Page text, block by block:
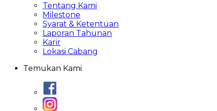
Tentang Kami
Milestone
Syarat & Ketentuan
Laporan Tahunan
Karir
Lokasi Cabang
Temukan Kami